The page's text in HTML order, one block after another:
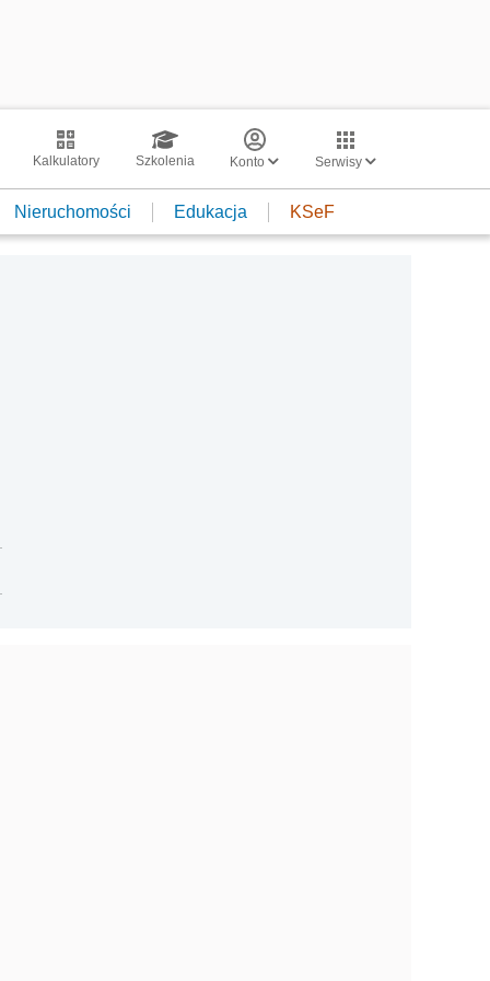
Kalkulatory Szkolenia Konto Serwisy
Nieruchomości Edukacja KSeF